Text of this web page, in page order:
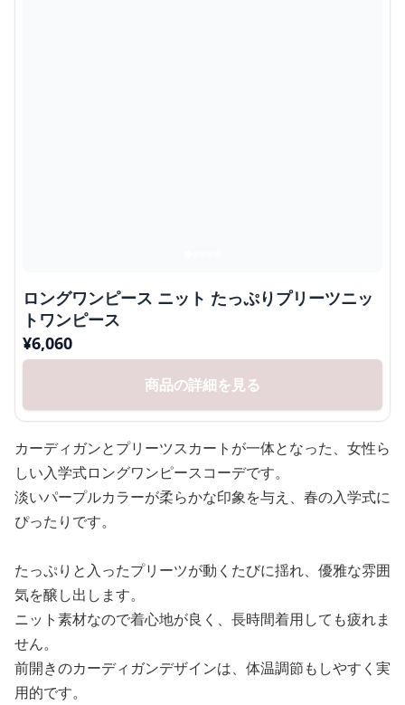
ロングワンピース ニット たっぷりプリーツニッ
トワンピース
¥6,060
商品の詳細を見る
カーディガンとプリーツスカートが一体となった、女性ら
しい入学式ロングワンピースコーデです。
淡いパープルカラーが柔らかな印象を与え、春の入学式に
ぴったりです。
たっぷりと入ったプリーツが動くたびに揺れ、優雅な雰囲
気を醸し出します。
ニット素材なので着心地が良く、長時間着用しても疲れま
せん。
前開きのカーディガンデザインは、体温調節もしやすく実
用的です。